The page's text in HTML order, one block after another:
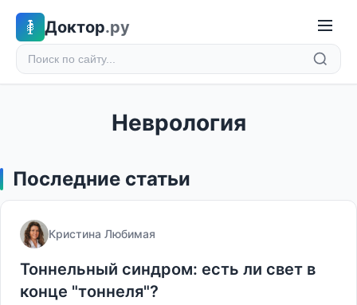
Доктор.ру
Неврология
Последние статьи
Кристина Любимая
Тоннельный синдром: есть ли свет в
конце "тоннеля"?